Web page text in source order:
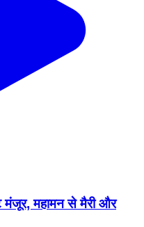
मंजूर, महामन से मैरी और